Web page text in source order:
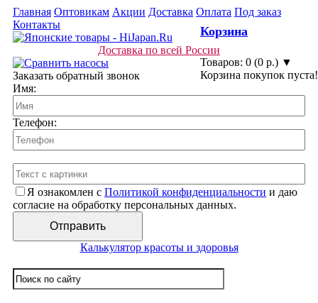
Главная Оптовикам Акции Доставка Оплата Под заказ
Контакты
Доставка по всей России
Корзина
Товаров: 0 (0 р.) ▼
Корзина покупок пуста!
Заказать обратный звонок
Имя:
Телефон:
Я ознакомлен с Политикой конфиденциальности и даю
согласие на обработку персональных данных.
Калькулятор красоты и здоровья